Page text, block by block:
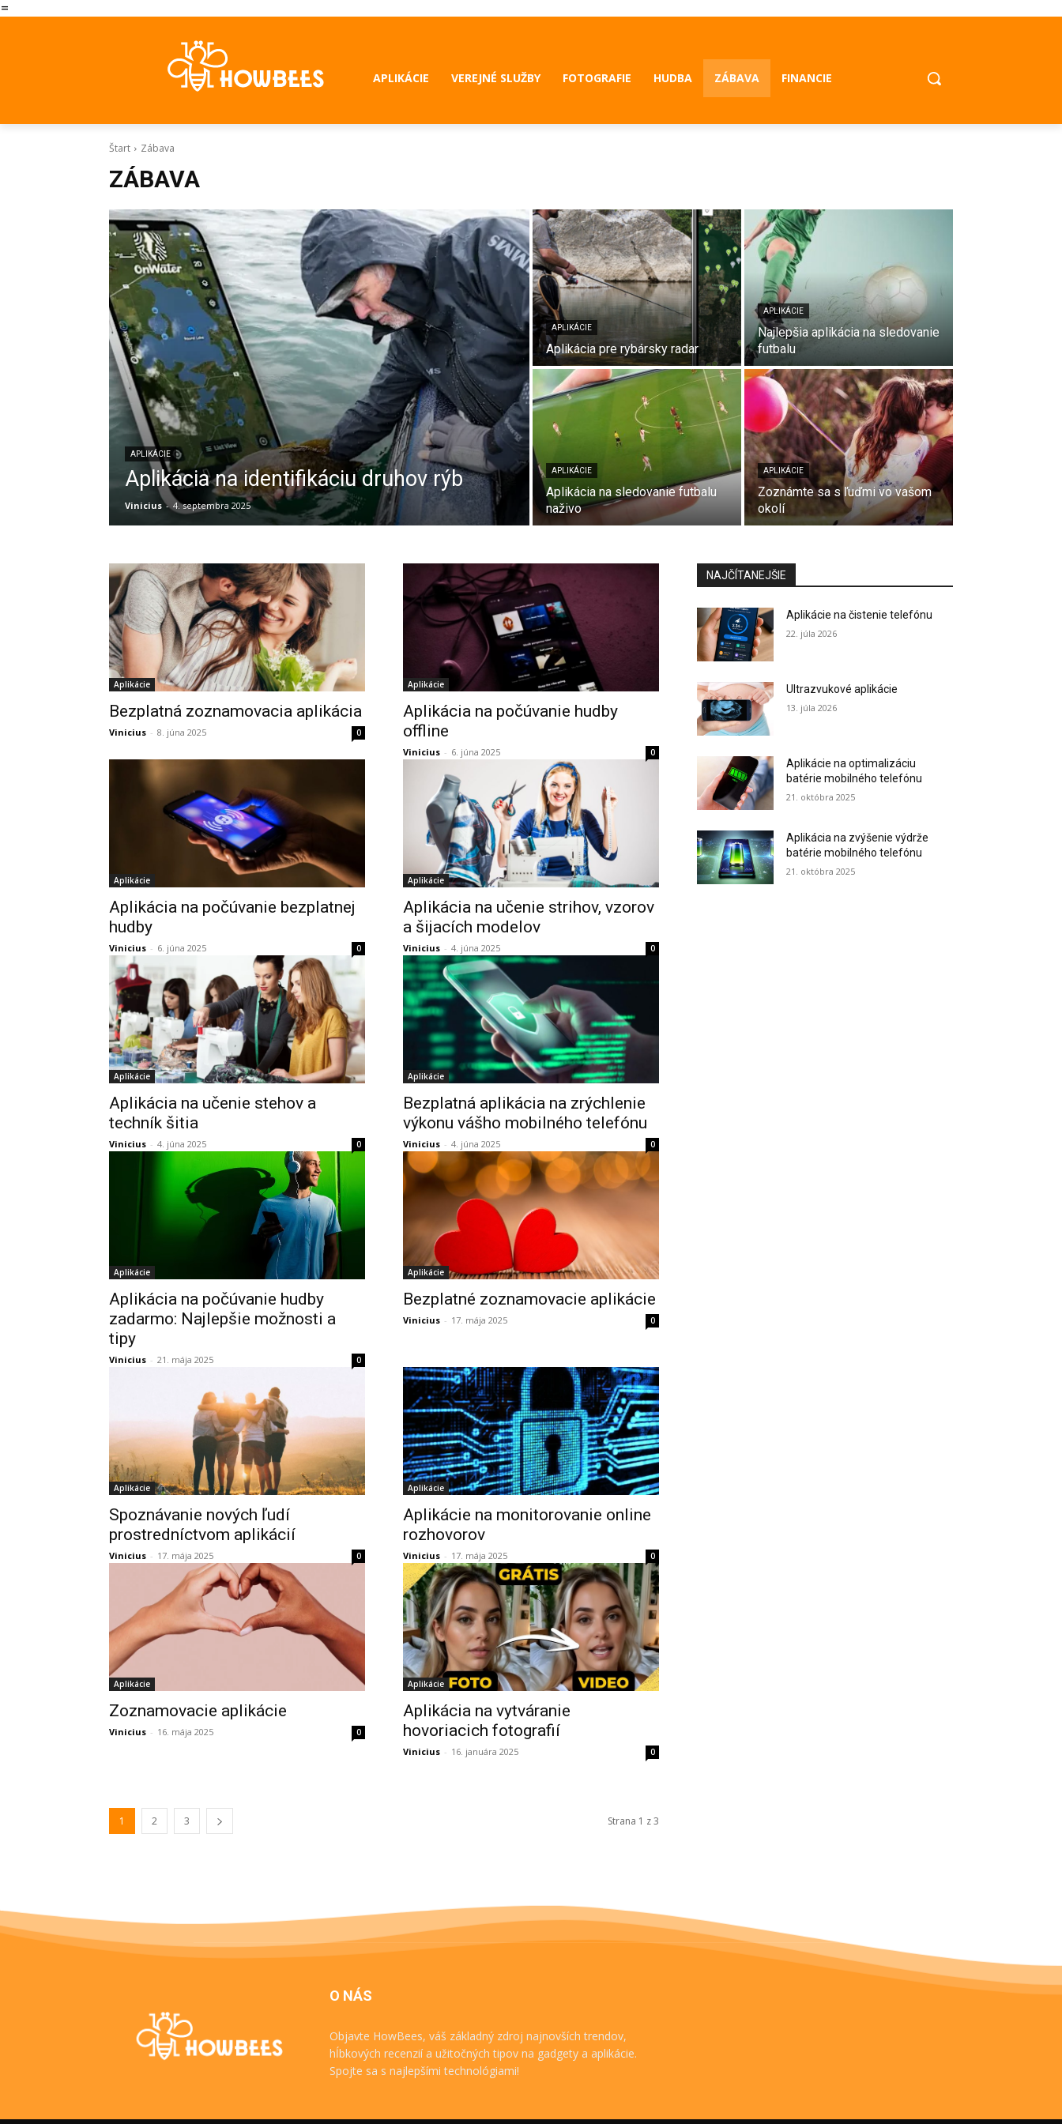
=
APLIKÁCIE VEREJNÉ SLUŽBY FOTOGRAFIE HUDBA ZÁBAVA FINANCIE
Štart Zábava
ZÁBAVA
APLIKÁCIE
Aplikácia na identifikáciu druhov rýb
Vinicius - 4. septembra 2025
APLIKÁCIE
Aplikácia pre rybársky radar
APLIKÁCIE
Najlepšia aplikácia na sledovanie
futbalu
APLIKÁCIE
Aplikácia na sledovanie futbalu
naživo
APLIKÁCIE
Zoznámte sa s ľuďmi vo vašom
okolí
Aplikácie
Bezplatná zoznamovacia aplikácia
Vinicius - 8. júna 2025 0
Aplikácie
Aplikácia na počúvanie hudby
offline
Vinicius - 6. júna 2025 0
Aplikácie
Aplikácia na počúvanie bezplatnej
hudby
Vinicius - 6. júna 2025 0
Aplikácie
Aplikácia na učenie strihov, vzorov
a šijacích modelov
Vinicius - 4. júna 2025 0
Aplikácie
Aplikácia na učenie stehov a
techník šitia
Vinicius - 4. júna 2025 0
Aplikácie
Bezplatná aplikácia na zrýchlenie
výkonu vášho mobilného telefónu
Vinicius - 4. júna 2025 0
Aplikácie
Aplikácia na počúvanie hudby
zadarmo: Najlepšie možnosti a
tipy
Vinicius - 21. mája 2025 0
Aplikácie
Bezplatné zoznamovacie aplikácie
Vinicius - 17. mája 2025 0
Aplikácie
Spoznávanie nových ľudí
prostredníctvom aplikácií
Vinicius - 17. mája 2025 0
Aplikácie
Aplikácie na monitorovanie online
rozhovorov
Vinicius - 17. mája 2025 0
Aplikácie
Zoznamovacie aplikácie
Vinicius - 16. mája 2025 0
Aplikácie
Aplikácia na vytváranie
hovoriacich fotografií
Vinicius - 16. januára 2025 0
1 2 3 Strana 1 z 3
NAJČÍTANEJŠIE
Aplikácie na čistenie telefónu
22. júla 2026
Ultrazvukové aplikácie
13. júla 2026
Aplikácie na optimalizáciu
batérie mobilného telefónu
21. októbra 2025
Aplikácia na zvýšenie výdrže
batérie mobilného telefónu
21. októbra 2025
O NÁS
Objavte HowBees, váš základný zdroj najnovších trendov,
hĺbkových recenzií a užitočných tipov na gadgety a aplikácie.
Spojte sa s najlepšími technológiami!